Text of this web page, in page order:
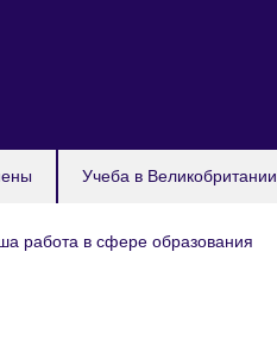
Учеба в Великобритании
работа в сфере образования